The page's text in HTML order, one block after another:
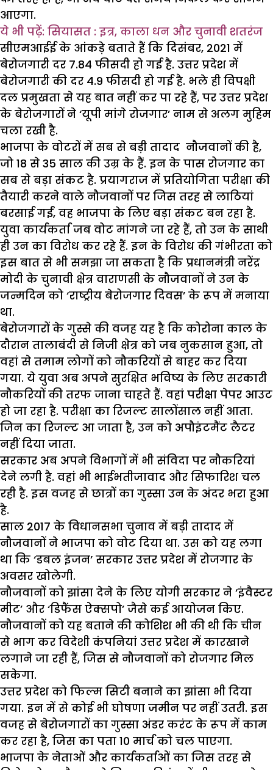
आएगा.
ये भी पढ़ें: सियासत : इत्र, काला धन और चुनावी शतरंज
सीएमआईई के आंकड़े बताते हैं कि दिसंबर, 2021 में
बेरोजगारी दर 7.84 फीसदी हो गई है. उत्तर प्रदेश में
बेरोजगारी की दर 4.9 फीसदी हो गई है. भले ही विपक्षी
दल प्रमुखता से यह बात नहीं कर पा रहे हैं, पर उत्तर प्रदेश
के बेरोजगारों ने ‘यूपी मांगे रोजगार’ नाम से अलग मुहिम
चला रखी है.
भाजपा के वोटरों में सब से बड़ी तादाद नौजवानों की है,
जो 18 से 35 साल की उम्र के हैं. इन के पास रोजगार का
सब से बड़ा संकट है. प्रयागराज में प्रतियोगिता परीक्षा की
तैयारी करने वाले नौजवानों पर जिस तरह से लाठियां
बरसाई गईं, वह भाजपा के लिए बड़ा संकट बन रहा है.
युवा कार्यकर्ता जब वोट मांगने जा रहे हैं, तो उन के साथी
ही उन का विरोध कर रहे हैं. इन के विरोध की गंभीरता को
इस बात से भी समझा जा सकता है कि प्रधानमंत्री नरेंद्र
मोदी के चुनावी क्षेत्र वाराणसी के नौजवानों ने उन के
जन्मदिन को ‘राष्ट्रीय बेरोजगार दिवस’ के रूप में मनाया
था.
बेरोजगारों के गुस्से की वजह यह है कि कोरोना काल के
दौरान तालाबंदी से निजी क्षेत्र को जब नुकसान हुआ, तो
वहां से तमाम लोगों को नौकरियों से बाहर कर दिया
गया. ये युवा अब अपने सुरक्षित भविष्य के लिए सरकारी
नौकरियों की तरफ जाना चाहते हैं. वहां परीक्षा पेपर आउट
हो जा रहा है. परीक्षा का रिजल्ट सालोंसाल नहीं आता.
जिन का रिजल्ट आ जाता है, उन को अपौइंटमैंट लैटर
नहीं दिया जाता.
सरकार अब अपने विभागों में भी संविदा पर नौकरियां
देने लगी है. वहां भी भाईभतीजावाद और सिफारिश चल
रही है. इस वजह से छात्रों का गुस्सा उन के अंदर भरा हुआ
है.
साल 2017 के विधानसभा चुनाव में बड़ी तादाद में
नौजवानों ने भाजपा को वोट दिया था. उस को यह लगा
था कि ‘डबल इंजन’ सरकार उत्तर प्रदेश में रोजगार के
अवसर खोलेगी.
नौजवानों को झांसा देने के लिए योगी सरकार ने ‘इंवैस्टर
मीट’ और ‘डिफैंस ऐक्सपो’ जैसे कई आयोजन किए.
नौजवानों को यह बताने की कोशिश भी की थी कि चीन
से भाग कर विदेशी कंपनियां उत्तर प्रदेश में कारखाने
लगाने जा रही हैं, जिस से नौजवानों को रोजगार मिल
सकेगा.
उत्तर प्रदेश को फिल्म सिटी बनाने का झांसा भी दिया
गया. इन में से कोई भी घोषणा जमीन पर नहीं उतरी. इस
वजह से बेरोजगारों का गुस्सा अंडर करंट के रूप में काम
कर रहा है, जिस का पता 10 मार्च को चल पाएगा.
भाजपा के नेताओं और कार्यकर्ताओं का जिस तरह से